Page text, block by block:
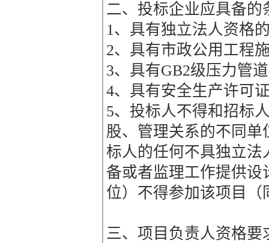
二、投标企业应具备的
1、具有独立法人资格
2、具有市政公用工程
3、具有GB2级压力管
4、具有安全生产许可
5、投标人不得和招标
股、管理关系的不同
标人的任何不具独立
备或者监理工作提供
位）不得参加该项目
三、项目负责人资格要